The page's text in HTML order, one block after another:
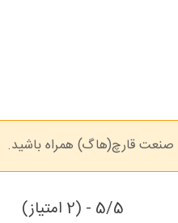
صنعت قارچ(هاگ) همراه باشید.
5/5 - (2 امتیاز)